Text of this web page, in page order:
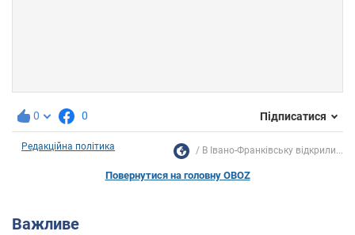
0 0 Підписатися
Редакційна політика В Івано-Франківську відкрили...
Повернутися на головну OBOZ
Важливе